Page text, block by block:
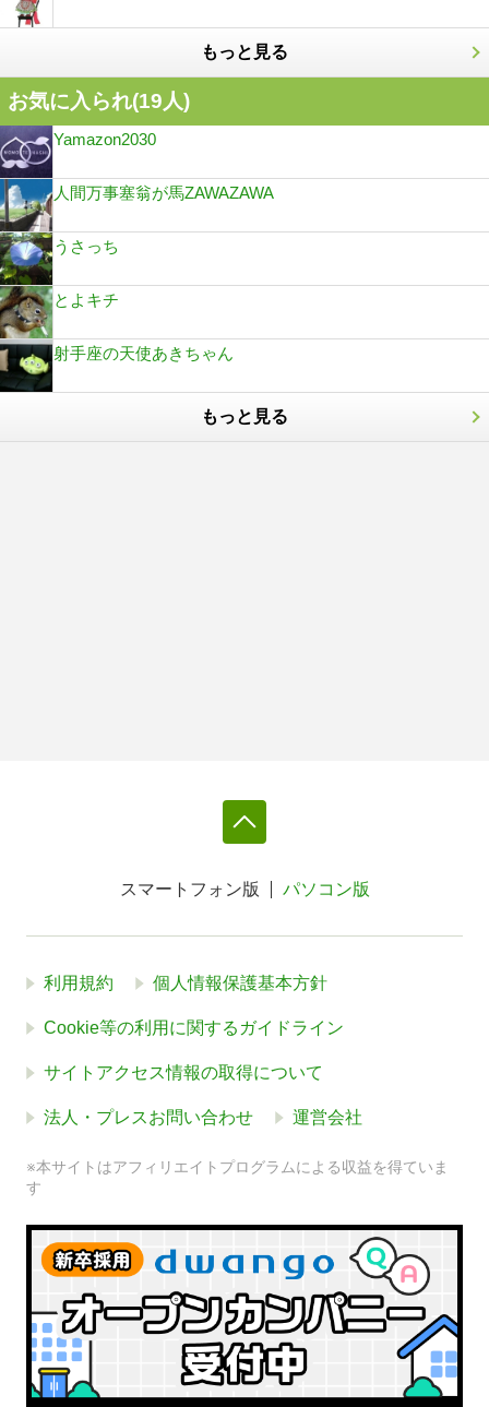
もっと見る
お気に入られ(19人)
Yamazon2030
人間万事塞翁が馬ZAWAZAWA
うさっち
とよキチ
射手座の天使あきちゃん
もっと見る
スマートフォン版 パソコン版
利用規約 個人情報保護基本方針
Cookie等の利用に関するガイドライン
サイトアクセス情報の取得について
法人・プレスお問い合わせ 運営会社
※本サイトはアフィリエイトプログラムによる収益を得ていま
す